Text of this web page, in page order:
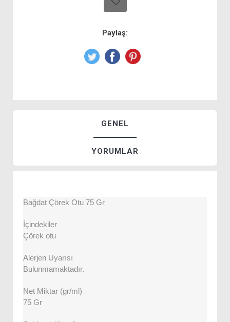
Paylaş:
GENEL
YORUMLAR
Bağdat Çörek Otu 75 Gr
İçindekiler
Çörek otu
Alerjen Uyarısı
Bulunmamaktadır.
Net Miktar (gr/ml)
75 Gr